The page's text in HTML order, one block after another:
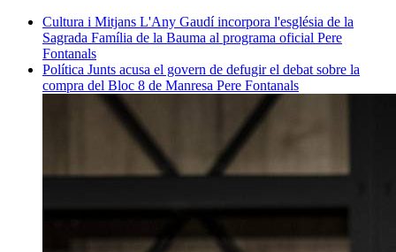
Cultura i Mitjans L'Any Gaudí incorpora l'església de la
Sagrada Família de la Bauma al programa oficial Pere
Fontanals
Política Junts acusa el govern de defugir el debat sobre la
compra del Bloc 8 de Manresa Pere Fontanals